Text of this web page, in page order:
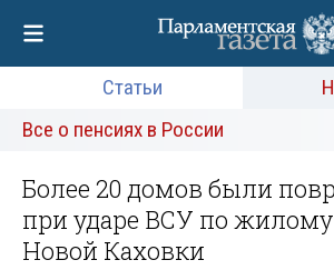
Статьи
Все о пенсиях в России
Более 20 домов были
при ударе ВСУ по
Новой Каховки